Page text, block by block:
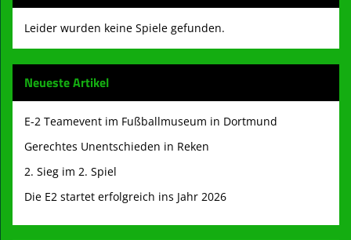
Leider wurden keine Spiele gefunden.
Neueste Artikel
E-2 Teamevent im Fußballmuseum in Dortmund
Gerechtes Unentschieden in Reken
2. Sieg im 2. Spiel
Die E2 startet erfolgreich ins Jahr 2026